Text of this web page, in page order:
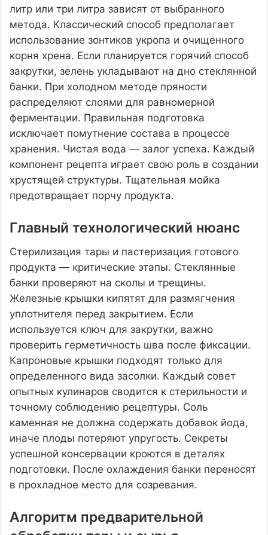
литр или три литра зависят от выбранного
метода. Классический способ предполагает
использование зонтиков укропа и очищенного
корня хрена. Если планируется горячий способ
закрутки, зелень укладывают на дно стеклянной
банки. При холодном методе пряности
распределяют слоями для равномерной
ферментации. Правильная подготовка
исключает помутнение состава в процессе
хранения. Чистая вода — залог успеха. Каждый
компонент рецепта играет свою роль в создании
хрустящей структуры. Тщательная мойка
предотвращает порчу продукта.
Главный технологический нюанс
Стерилизация тары и пастеризация готового
продукта — критические этапы. Стеклянные
банки проверяют на сколы и трещины.
Железные крышки кипятят для размягчения
уплотнителя перед закрытием. Если
используется ключ для закрутки, важно
проверить герметичность шва после фиксации.
Капроновые крышки подходят только для
определенного вида засолки. Каждый совет
опытных кулинаров сводится к стерильности и
точному соблюдению рецептуры. Соль
каменная не должна содержать добавок йода,
иначе плоды потеряют упругость. Секреты
успешной консервации кроются в деталях
подготовки. После охлаждения банки переносят
в прохладное место для созревания.
Алгоритм предварительной